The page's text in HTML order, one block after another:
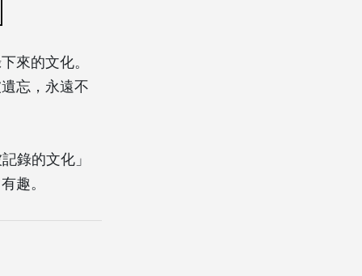
來的文化。
忘，永遠不
錄的文化」
趣。